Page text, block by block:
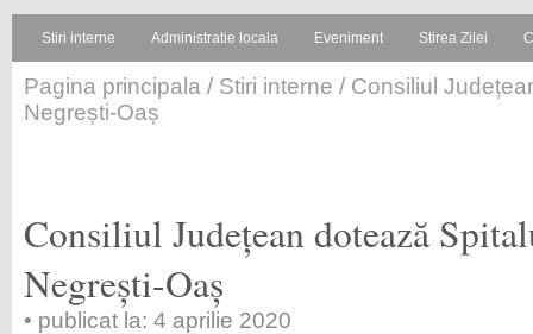
Stiri interne Administratie locala Eveniment Stirea Zilei
Pagina principala / Stiri interne / Consiliul
Negrești-Oaș
Consiliul Județean dotează
Negrești-Oaș
• publicat la: 4 aprilie 2020